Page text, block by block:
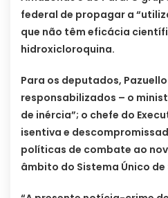
federal de propagar a
que não têm eficácia
hidroxicloroquina.
Para os deputados,
responsabilizados – o
de inércia”; o chefe do
isentiva e
políticas de combate ao
âmbito do Sistema Único de